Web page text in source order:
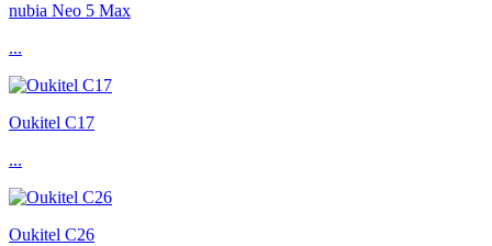
nubia Neo 5 Max
...
Oukitel C17
...
Oukitel C26